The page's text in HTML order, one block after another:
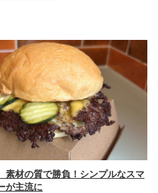
素材の質で勝負！シンプルなスマ
が主流に